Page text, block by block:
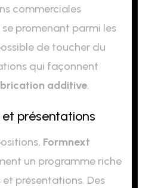
commerciales
se promenant parmi les
de toucher du
qui façonnent
additive.
présentations
Formnext
un programme riche
présentations. Des